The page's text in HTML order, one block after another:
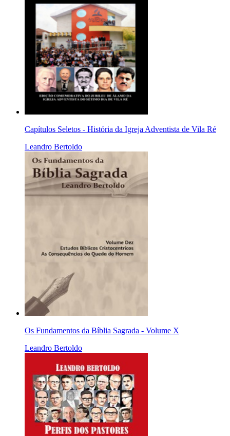
Capítulos Seletos - História da Igreja Adventista de Vila Ré
Leandro Bertoldo
Os Fundamentos da Bíblia Sagrada - Volume X
Leandro Bertoldo